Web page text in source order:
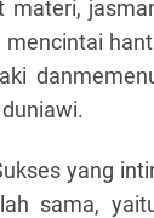
yang
sama,